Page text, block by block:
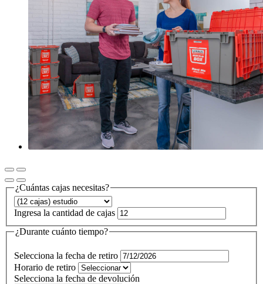
¿Cuántas cajas necesitas?
Ingresa la cantidad de cajas
¿Durante cuánto tiempo?
Selecciona la fecha de retiro
Horario de retiro
Selecciona la fecha de devolución